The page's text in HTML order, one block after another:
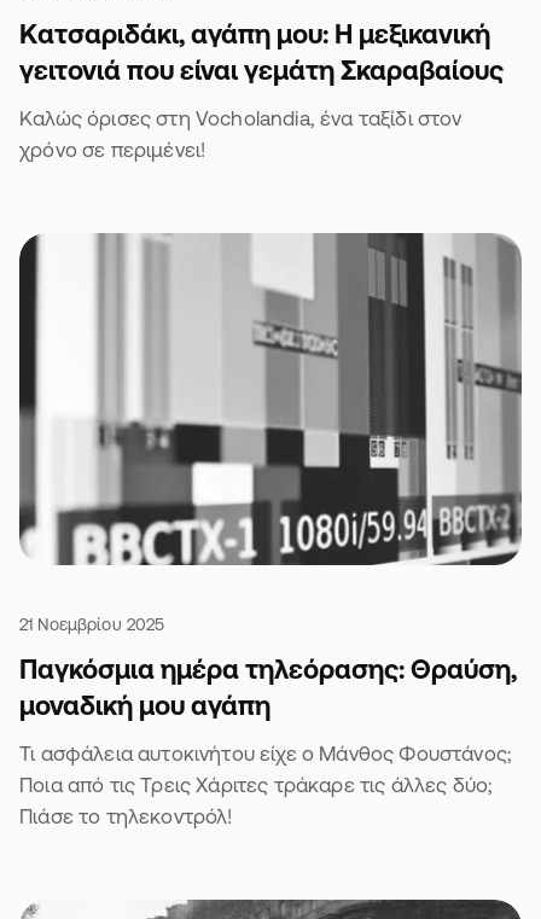
Κατσαριδάκι, αγάπη μου: Η μεξικανική
γειτονιά που είναι γεμάτη Σκαραβαίους
Καλώς όρισες στη Vocholandia, ένα ταξίδι στον
χρόνο σε περιμένει!
21 Νοεμβρίου 2025
Παγκόσμια ημέρα τηλεόρασης: Θραύση,
μοναδική μου αγάπη
Τι ασφάλεια αυτοκινήτου είχε ο Μάνθος Φουστάνος;
Ποια από τις Τρεις Χάριτες τράκαρε τις άλλες δύο;
Πιάσε το τηλεκοντρόλ!